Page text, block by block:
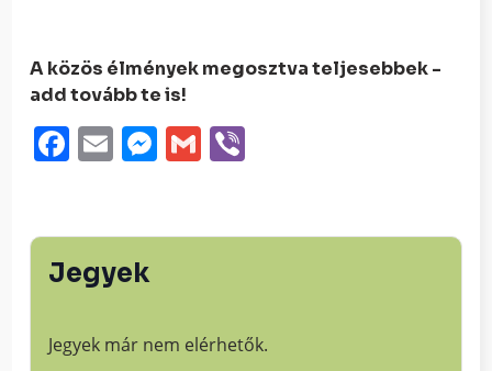
A közös élmények megosztva teljesebbek -
add tovább te is!
Facebook
EmailMessenger
Gmail
Jegyek
Jegyek már nem elérhetők.